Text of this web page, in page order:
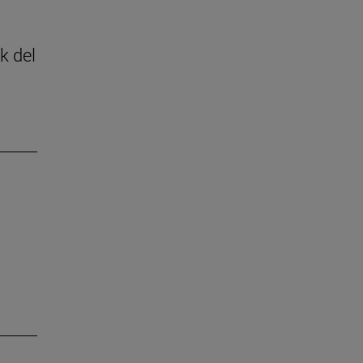
del